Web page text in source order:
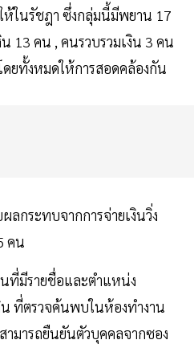
ในรัชฎา ซึ่งกลุ่มนี้มีพยาน 17
13 คน , คนรวบรวมเงิน 3 คน
ยทั้งหมดให้การสอดคล้องกัน
กระทบจากการจ่ายเงินวิ่ง
คน
ที่มีรายชื่อและตำแหน่ง
ที่ตรวจค้นพบในห้องทำงาน
ามารถยืนยันตัวบุคคลจากซอง